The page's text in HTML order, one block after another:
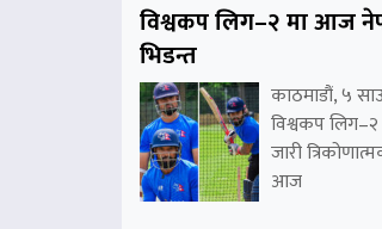
विश्वकप लिग–२ मा आज
भिडन्त
काठमाडौं, ५
विश्वकप
जारी
आज